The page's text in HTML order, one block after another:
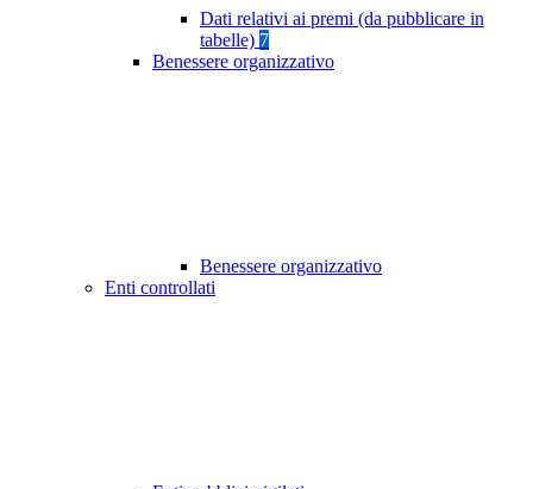
Dati relativi ai premi (da pubblicare in
tabelle) 7
Benessere organizzativo
Benessere organizzativo
Enti controllati